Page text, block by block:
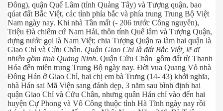
Đông), quận Quế Lâm (tỉnh Quảng Tây) và Tượng quận, bao
qúat đất Bắc Việt, các tỉnh phía bắc và phía trung Trung Bộ Việt
Nam ngày nay. Khi nhà Tần mất (- 206 trước Công nguyên),
Triệu Đà chiếm cứ Nam Hải, thôn tính Quế lâm và Tượng Quận,
dựng nước gọi là Nam Việt; chia Tượng Quận ra làm hai quận là
Giao Chỉ và Cửu Chân. Quận Giao Chỉ là đất Bắc Việt, lẽ dĩ
nhiên gồm tỉnh Quảng Ninh. Quận Cửu Chân gồm đất từ Thanh
Hóa đến miền trung Trung Bộ ngày nay. Đời vua Quang Vỏ nhà
Đông Hán ở Giao Chỉ, hai chị em bà Trưng (14- 43) khởi nghĩa,
nhà Hán sai Mã Viện sang đánh dẹp, 3 năm sau bình định hai
quận Giao Chỉ và Cửu Chân, nhưng quân Hán chỉ vào đến hai
huyện Cự Phong và Vô Công thuộc tỉnh Hà Tĩnh ngày nay rồi